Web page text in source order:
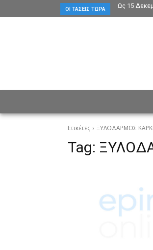
ΟΙ ΤΆΣΕΙΣ ΤΏΡΑ Ως 15
Ετικέτες ΞΥΛΟΔΑΡΜΟΣ
Tag: